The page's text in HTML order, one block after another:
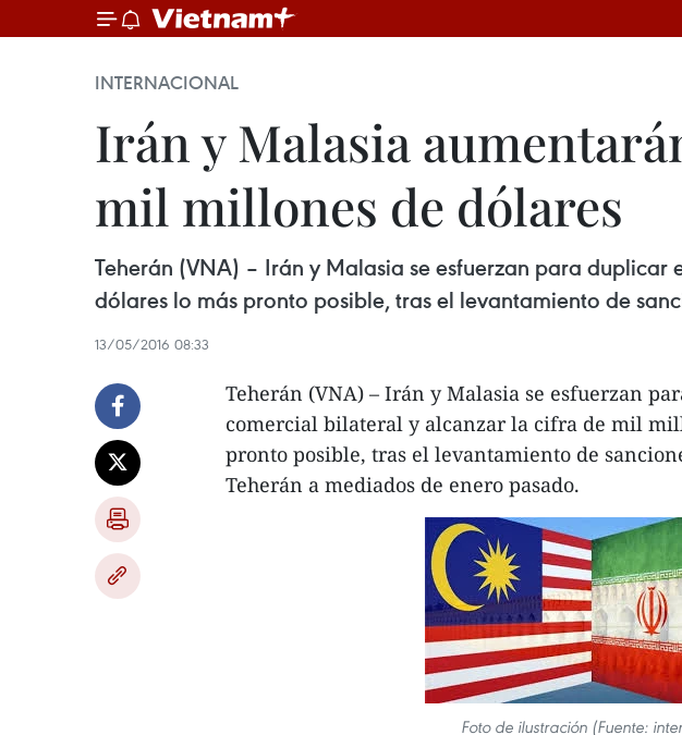
INTERNACIONAL
Irán y Malasia
mil millones de dólares
Teherán​ (VNA) – Irán y Malasia se esfuerzan para
dólares lo más pronto posible, tras el levantamiento de
13/05/2016 08:33
Teherán (VNA) – Irán y Malasia se esfuerzan
comercial bilateral y alcanzar la cifra de mil
pronto posible, tras el levantamiento de
Teherán a mediados de enero pasado.
Foto de ilustración (Fuente: